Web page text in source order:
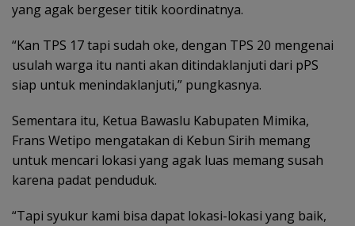
yang agak bergeser titik koordinatnya.
“Kan TPS 17 tapi sudah oke, dengan TPS 20 mengenai
usulah warga itu nanti akan ditindaklanjuti dari pPS
siap untuk menindaklanjuti,” pungkasnya.
Sementara itu, Ketua Bawaslu Kabupaten Mimika,
Frans Wetipo mengatakan di Kebun Sirih memang
untuk mencari lokasi yang agak luas memang susah
karena padat penduduk.
“Tapi syukur kami bisa dapat lokasi-lokasi yang baik,